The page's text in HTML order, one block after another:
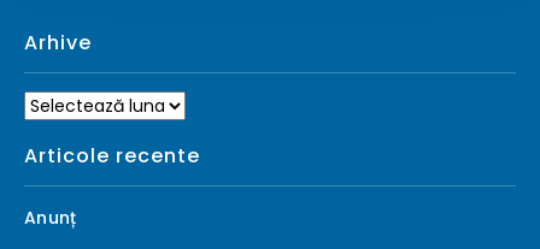
Arhive
Arhive
Articole recente
Anunț